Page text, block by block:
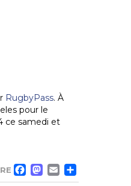
RugbyPass. À
pour le
ce samedi et
EMAIL